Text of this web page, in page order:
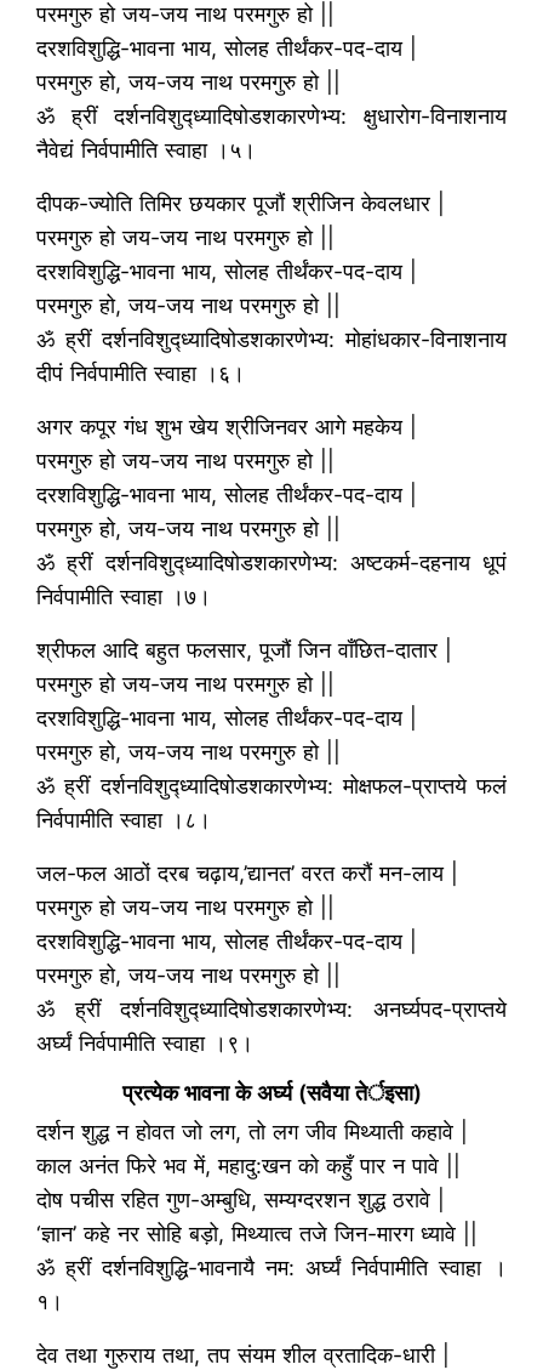
परमगुरु हो जय-जय नाथ परमगुरु हो ||
दरशविशुद्धि-भावना भाय, सोलह तीर्थंकर-पद-दाय |
परमगुरु हो, जय-जय नाथ परमगुरु हो ||
ॐ ह्रीं दर्शनविशुद्ध्यादिषोडशकारणेभ्य: क्षुधारोग-विनाशनाय
नैवेद्यं निर्वपामीति स्वाहा ।५।
दीपक-ज्योति तिमिर छयकार पूजौं श्रीजिन केवलधार |
परमगुरु हो जय-जय नाथ परमगुरु हो ||
दरशविशुद्धि-भावना भाय, सोलह तीर्थंकर-पद-दाय |
परमगुरु हो, जय-जय नाथ परमगुरु हो ||
ॐ ह्रीं दर्शनविशुद्ध्यादिषोडशकारणेभ्य: मोहांधकार-विनाशनाय
दीपं निर्वपामीति स्वाहा ।६।
अगर कपूर गंध शुभ खेय श्रीजिनवर आगे महकेय |
परमगुरु हो जय-जय नाथ परमगुरु हो ||
दरशविशुद्धि-भावना भाय, सोलह तीर्थंकर-पद-दाय |
परमगुरु हो, जय-जय नाथ परमगुरु हो ||
ॐ ह्रीं दर्शनविशुद्ध्यादिषोडशकारणेभ्य: अष्टकर्म-दहनाय धूपं
निर्वपामीति स्वाहा ।७।
श्रीफल आदि बहुत फलसार, पूजौं जिन वाँछित-दातार |
परमगुरु हो जय-जय नाथ परमगुरु हो ||
दरशविशुद्धि-भावना भाय, सोलह तीर्थंकर-पद-दाय |
परमगुरु हो, जय-जय नाथ परमगुरु हो ||
ॐ ह्रीं दर्शनविशुद्ध्यादिषोडशकारणेभ्य: मोक्षफल-प्राप्तये फलं
निर्वपामीति स्वाहा ।८।
जल-फल आठों दरब चढ़ाय,’द्यानत’ वरत करौं मन-लाय |
परमगुरु हो जय-जय नाथ परमगुरु हो ||
दरशविशुद्धि-भावना भाय, सोलह तीर्थंकर-पद-दाय |
परमगुरु हो, जय-जय नाथ परमगुरु हो ||
ॐ ह्रीं दर्शनविशुद्ध्यादिषोडशकारणेभ्य: अनर्घ्यपद-प्राप्तये
अर्घ्यं निर्वपामीति स्वाहा ।९।
प्रत्येक भावना के अर्घ्य (सवैया तेर्इसा)
दर्शन शुद्ध न होवत जो लग, तो लग जीव मिथ्याती कहावे |
काल अनंत फिरे भव में, महादु:खन को कहुँ पार न पावे ||
दोष पचीस रहित गुण-अम्बुधि, सम्यग्दरशन शुद्ध ठरावे |
‘ज्ञान’ कहे नर सोहि बड़ो, मिथ्यात्व तजे जिन-मारग ध्यावे ||
ॐ ह्रीं दर्शनविशुद्धि-भावनायै नम: अर्घ्यं निर्वपामीति स्वाहा ।
१।
देव तथा गुरुराय तथा, तप संयम शील व्रतादिक-धारी |